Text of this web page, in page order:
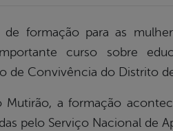
de formação para as
curso sobre
de Convivência do Distrito
Mutirão, a formação
pelo Serviço Nacional de